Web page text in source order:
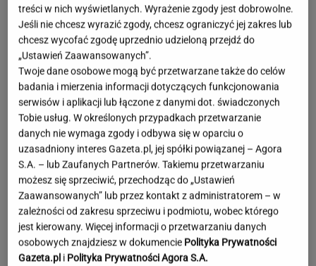
Oto darmowy sposób na
odcinkowe pomiary prędkości. Polski program
treści w nich wyświetlanych. Wyrażenie zgody jest dobrowolne.
Jeśli nie chcesz wyrazić zgody, chcesz ograniczyć jej zakres lub
chcesz wycofać zgodę uprzednio udzieloną przejdź do
„Ustawień Zaawansowanych”.
Twoje dane osobowe mogą być przetwarzane także do celów
badania i mierzenia informacji dotyczących funkcjonowania
serwisów i aplikacji lub łączone z danymi dot. świadczonych
Tobie usług. W określonych przypadkach przetwarzanie
danych nie wymaga zgody i odbywa się w oparciu o
uzasadniony interes Gazeta.pl, jej spółki powiązanej – Agora
S.A. – lub Zaufanych Partnerów. Takiemu przetwarzaniu
możesz się sprzeciwić, przechodząc do „Ustawień
Zaawansowanych” lub przez kontakt z administratorem – w
zależności od zakresu sprzeciwu i podmiotu, wobec którego
jest kierowany. Więcej informacji o przetwarzaniu danych
osobowych znajdziesz w dokumencie Polityka Prywatności
Gazeta.pl i Polityka Prywatności Agora S.A.